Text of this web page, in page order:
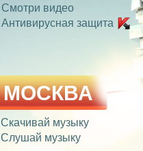
Смотри видео
Антивирусная защита
МОСКВА
Скачивай музыку
Слушай музыку